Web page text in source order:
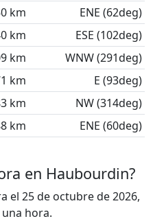
km
ENE (62deg)
km
ESE (102deg)
km
WNW (291deg)
km
E (93deg)
km
NW (314deg)
km ENE (60deg)
en Haubourdin?
el 25 de octubre de 2026,
hora.